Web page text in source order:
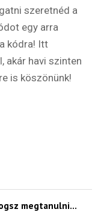
szeretnéd a
egy arra
kódra! Itt
akár havi szinten
is köszönünk!
megtanulni…